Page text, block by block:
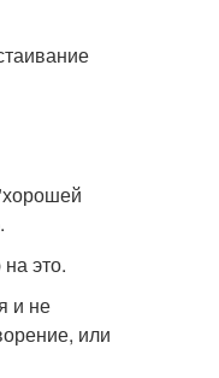
это.
и не
или